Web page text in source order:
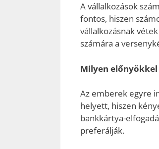
A vállalkozások
fontos, hiszen
vállalkozásnak
számára a
Milyen előnyökkel
Az emberek egyre
helyett, hiszen
bankkártya-
preferálják.